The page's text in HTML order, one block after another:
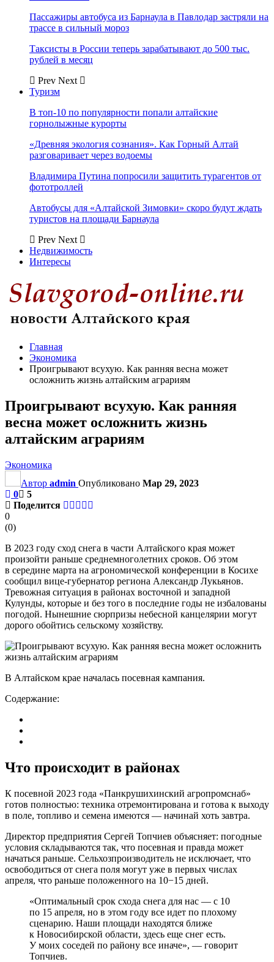
Пассажиры автобуса из Барнаула в Павлодар застряли на
трассе в сильный мороз
Таксисты в России теперь зарабатывают до 500 тыс.
рублей в месяц
Prev Next
Туризм
В топ-10 по популярности попали алтайские
горнолыжные курорты
«Древняя экология сознания». Как Горный Алтай
разговаривает через водоемы
Владимира Путина попросили защитить турагентов от
фототроллей
Автобусы для «Алтайской Зимовки» скоро будут ждать
туристов на площади Барнаула
Prev Next
Недвижимость
Интересы
Главная
Экономика
Проигрывают всухую. Как ранняя весна может
осложнить жизнь алтайским аграриям
Проигрывают всухую. Как ранняя
весна может осложнить жизнь
алтайским аграриям
Экономика
Автор admin Опубликовано Мар 29, 2023
0
5
Поделится
0
(0)
В 2023 году сход снега в части Алтайского края может
произойти раньше среднемноголетних сроков. Об этом
в середине марта на агрономической конференции в Косихе
сообщил вице-губернатор региона Александр Лукьянов.
Тревожная ситуация в районах восточной и западной
Кулунды, которые и без того в последние годы не избалованы
погодой. Нынешние сюрпризы небесной канцелярии могут
дорого обойтись сельскому хозяйству.
В Алтайском крае началась посевная кампания.
Содержание:
Что происходит в районах
К посевной 2023 года «Панкрушихинский агропромснаб»
готов полностью: техника отремонтирована и готова к выходу
в поле, топливо и семена имеются — начинай хоть завтра.
Директор предприятия Сергей Топчиев объясняет: погодные
условия складываются так, что посевная и правда может
начаться раньше. Сельхозпроизводитель не исключает, что
освободиться от снега поля могут уже в первых числах
апреля, что раньше положенного на 10−15 дней.
«Оптимальный срок схода снега для нас — с 10
по 15 апреля, но в этом году все идет по плохому
сценарию. Наши площади находятся ближе
к Новосибирской области, здесь еще снег есть.
У моих соседей по району все иначе», — говорит
Топчиев.